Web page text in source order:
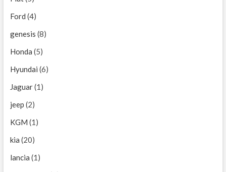
Ford (4)
genesis (8)
Honda (5)
Hyundai (6)
Jaguar(1)
jeep (2)
KGM (1)
kia (20)
lancia (1)